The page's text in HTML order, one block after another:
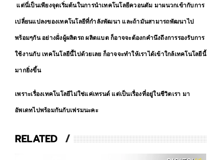
แต่นี่เป็นเพียงจุดเริ่มต้นในการนำเทคโนโลยีควอนตัม มาผนวกเข้ากับการ
เปลี่ยนแปลงของเทคโนโลยีที่กำลังพัฒนา และถ้ามันสามารถพัฒนาไป
พร้อมๆกัน อย่างฝั่งผู้ผลิตรถ ผลิตแบต ก็อาจจะต้องกคำนึงถึงการรองรับการ
ใช้งานกับ เทคโนโลยีนี้ไปด้วยเลย ก็อาจจะทำให้เราได้เข้าใกล้เทคโนโลยีนี้
มากยิ่งขึ้น
เพราะเรื่องเทคโนโลยีไม่ใช่แค่เทรนด์ แต่เป็นเรื่องที่อยู่ในชีวิตเรา มา
อัพเดทไปพร้อมกันกับเฟรมนะคะ
RELATED